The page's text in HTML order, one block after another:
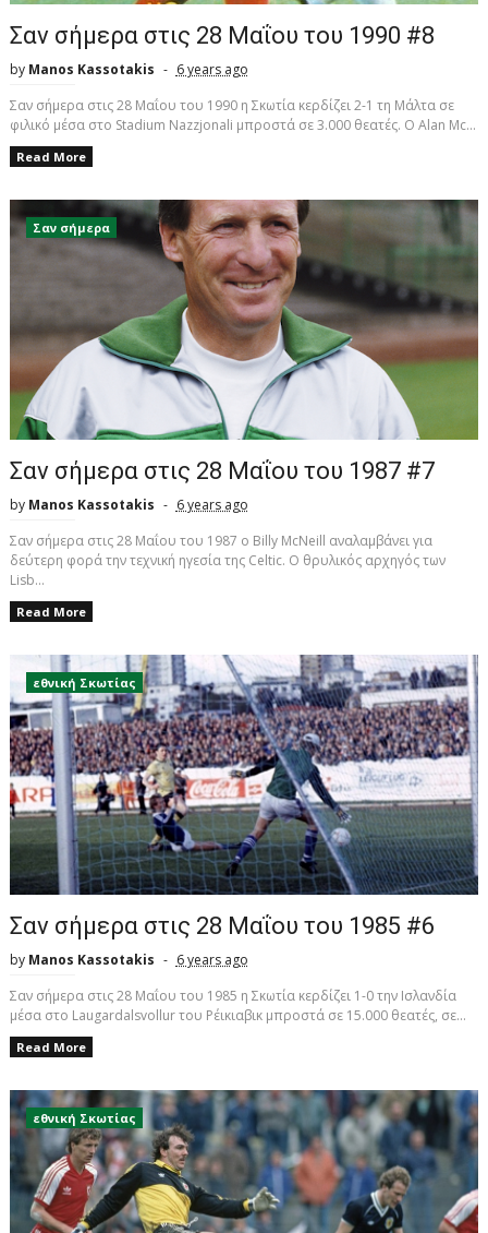
Σαν σήμερα στις 28 Μαΐου του 1990 #8
by Manos Kassotakis
6 years ago
Σαν σήμερα στις 28 Μαΐου του 1990 η Σκωτία κερδίζει 2-1 τη Μάλτα σε
φιλικό μέσα στο Stadium Nazzjonali μπροστά σε 3.000 θεατές. Ο Alan Mc...
Read More
Σαν σήμερα
Σαν σήμερα στις 28 Μαΐου του 1987 #7
by Manos Kassotakis
6 years ago
Σαν σήμερα στις 28 Μαΐου του 1987 ο Billy McNeill αναλαμβάνει για
δεύτερη φορά την τεχνική ηγεσία της Celtic. Ο θρυλικός αρχηγός των
Lisb...
Read More
εθνική Σκωτίας
Σαν σήμερα στις 28 Μαΐου του 1985 #6
by Manos Kassotakis
6 years ago
Σαν σήμερα στις 28 Μαΐου του 1985 η Σκωτία κερδίζει 1-0 την Ισλανδία
μέσα στο Laugardalsvollur του Ρέικιαβικ μπροστά σε 15.000 θεατές, σε...
Read More
εθνική Σκωτίας